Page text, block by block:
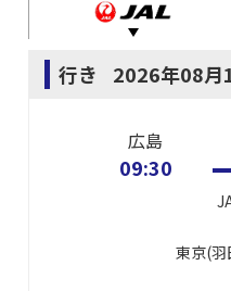
行き 2026年08月
広島
09:30
東京(羽